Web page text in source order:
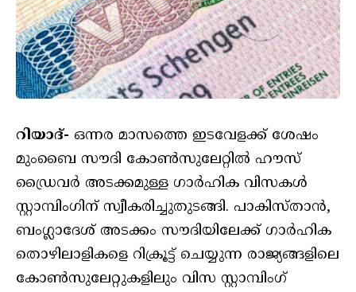
റിയാദ്- ഒന്നര മാസത്തെ ഇടവേളക്ക് ശേഷം
മുംബൈ സൗദി കോണ്‍സുലേറ്റില്‍ ഹൗസ്
ഡ്രൈവര്‍ അടക്കമുള്ള ഗാര്‍ഹിക വിസകള്‍
സ്റ്റാമ്പിംഗിന് സ്വീകരിച്ചുതുടങ്ങി. പാകിസ്താന്‍,
ബംഗ്ലാദേശ് അടക്കം സൗദിയിലേക്ക് ഗാര്‍ഹിക
തൊഴിലാളികളെ റിക്രൂട്ട് ചെയ്യുന്ന രാജ്യങ്ങളിലെ
കോണ്‍സുലേറ്റുകളിലും വിസ സ്റ്റാമ്പിംഗ്